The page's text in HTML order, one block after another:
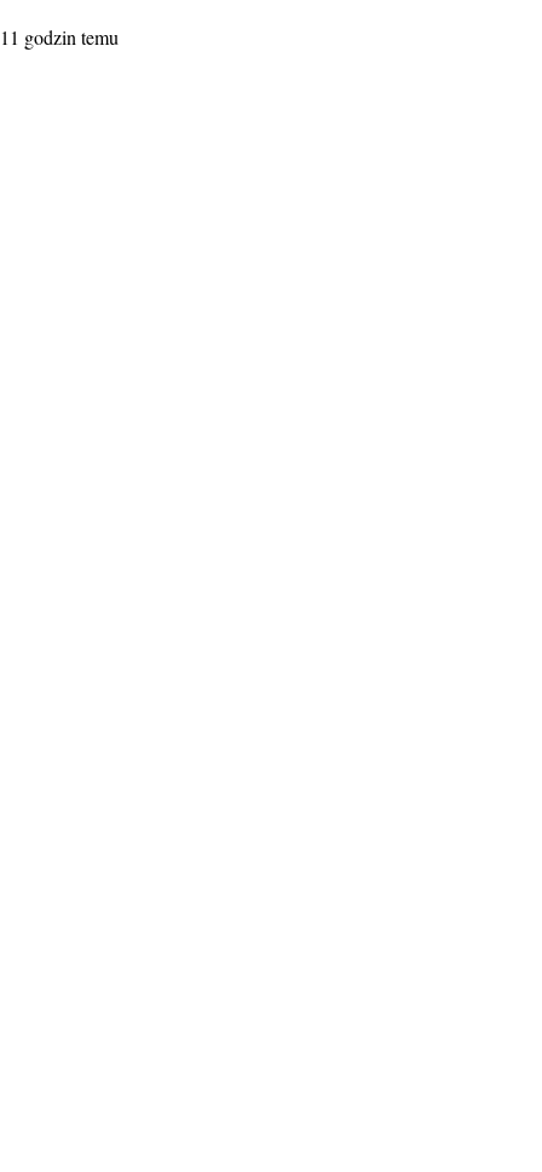
11 godzin temu